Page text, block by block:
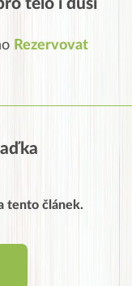
tělo i duši
Rezervovat
tento článek.